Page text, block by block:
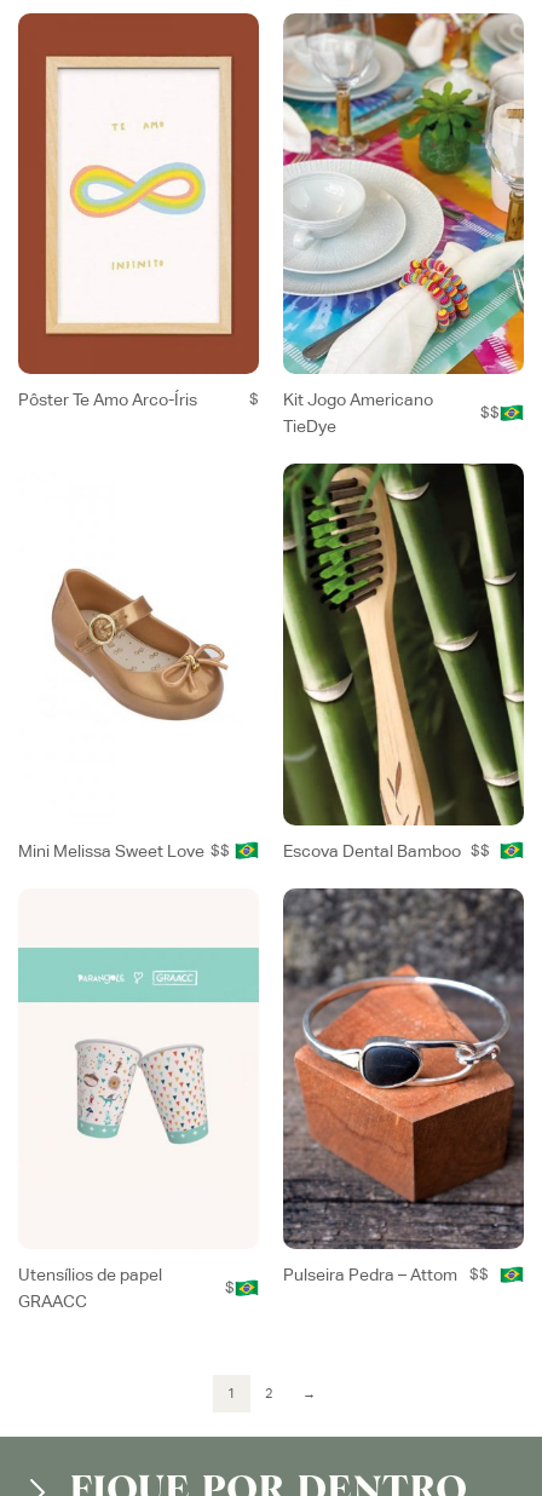
Pôster Te Amo Arco-Íris $
Kit Jogo Americano
TieDye
$$
Mini Melissa Sweet Love $$ Escova Dental Bamboo $$
Utensílios de papel
GRAACC
$
Pulseira Pedra – Attom $$
1 2 →